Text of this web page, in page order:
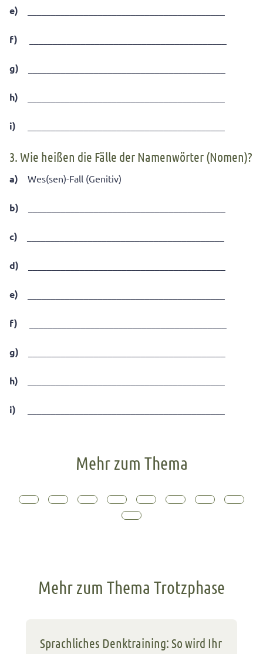
e)
f)
g)
h)
i)
3. Wie heißen die Fälle der Namenwörter (Nomen)?
a) Wes(sen)-Fall (Genitiv)
b)
c)
d)
e)
f)
g)
h)
i)
Mehr zum Thema
Mehr zum Thema Trotzphase
Sprachliches Denktraining: So wird Ihr